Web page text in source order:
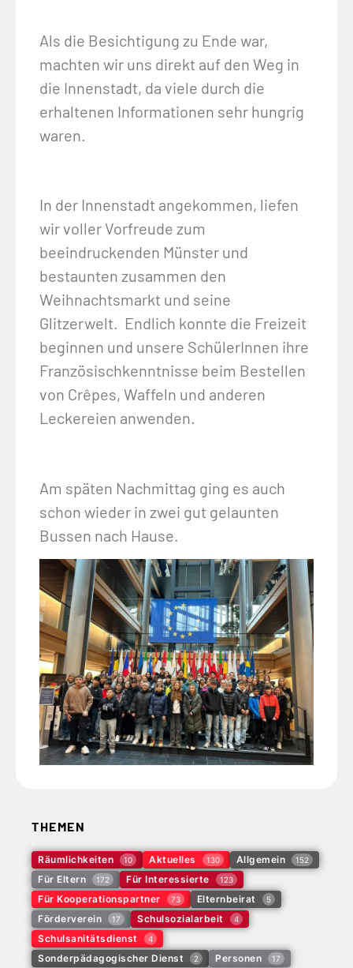
Als die Besichtigung zu Ende war,
machten wir uns direkt auf den Weg in
die Innenstadt, da viele durch die
erhaltenen Informationen sehr hungrig
waren.
In der Innenstadt angekommen, liefen
wir voller Vorfreude zum
beeindruckenden Münster und
bestaunten zusammen den
Weihnachtsmarkt und seine
Glitzerwelt. Endlich konnte die Freizeit
beginnen und unsere SchülerInnen ihre
Französischkenntnisse beim Bestellen
von Crêpes, Waffeln und anderen
Leckereien anwenden.
Am späten Nachmittag ging es auch
schon wieder in zwei gut gelaunten
Bussen nach Hause.
THEMEN
Räumlichkeiten 10 Aktuelles 130 Allgemein 152
Für Eltern 172 Für Interessierte 123
Für Kooperationspartner 73 Elternbeirat 5
Förderverein 17 Schulsozialarbeit 4
Schulsanitätsdienst 4
Sonderpädagogischer Dienst 2 Personen 17